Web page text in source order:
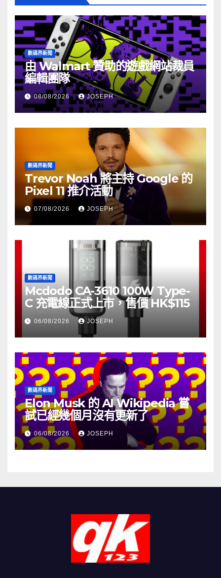
數碼界新聞
由 Walmart 贊助的遊戲網站裁員
編輯團隊
08/08/2026 JOSEPH
數碼界新聞
Trevor Noah 將主持 Google 的
Pixel 11 推介活動
07/08/2026 JOSEPH
數碼界新聞
Mcdodo CA-3610 100W Type-
C 充電線正式上市，售價 HK$115
06/08/2026 JOSEPH
數碼界新聞
Elon Musk 的 AI Wikipedia 嘗
試已經幾個月沒有更新了
06/08/2026 JOSEPH